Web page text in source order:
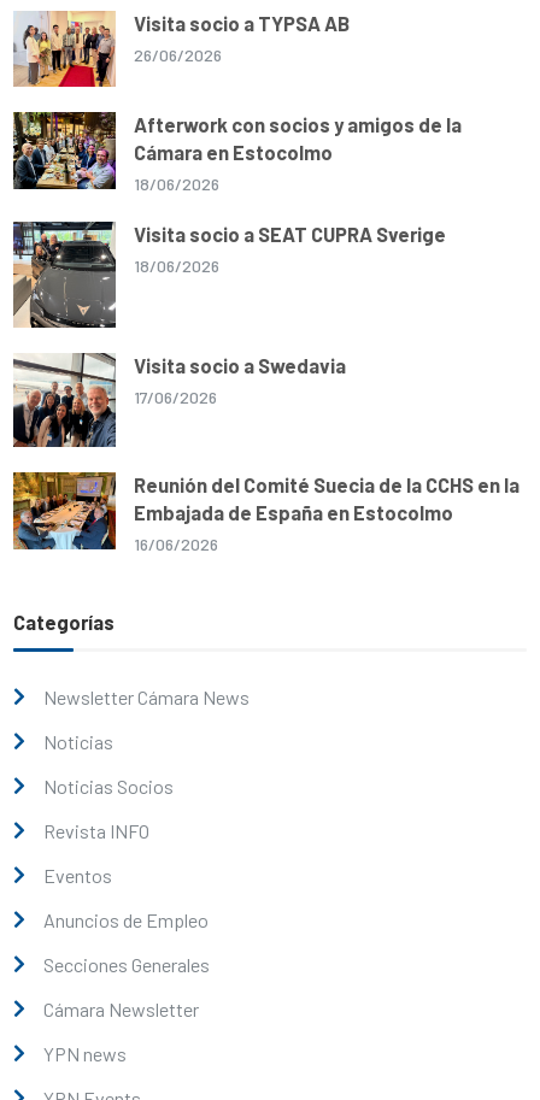
Visita socio a TYPSA AB
26/06/2026
Afterwork con socios y amigos de la
Cámara en Estocolmo
18/06/2026
Visita socio a SEAT CUPRA Sverige
18/06/2026
Visita socio a Swedavia
17/06/2026
Reunión del Comité Suecia de la CCHS en la
Embajada de España en Estocolmo
16/06/2026
Categorías
Newsletter Cámara News
Noticias
Noticias Socios
Revista INFO
Eventos
Anuncios de Empleo
Secciones Generales
Cámara Newsletter
YPN news